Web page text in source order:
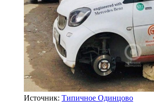
Источник: Типичное Одинцово